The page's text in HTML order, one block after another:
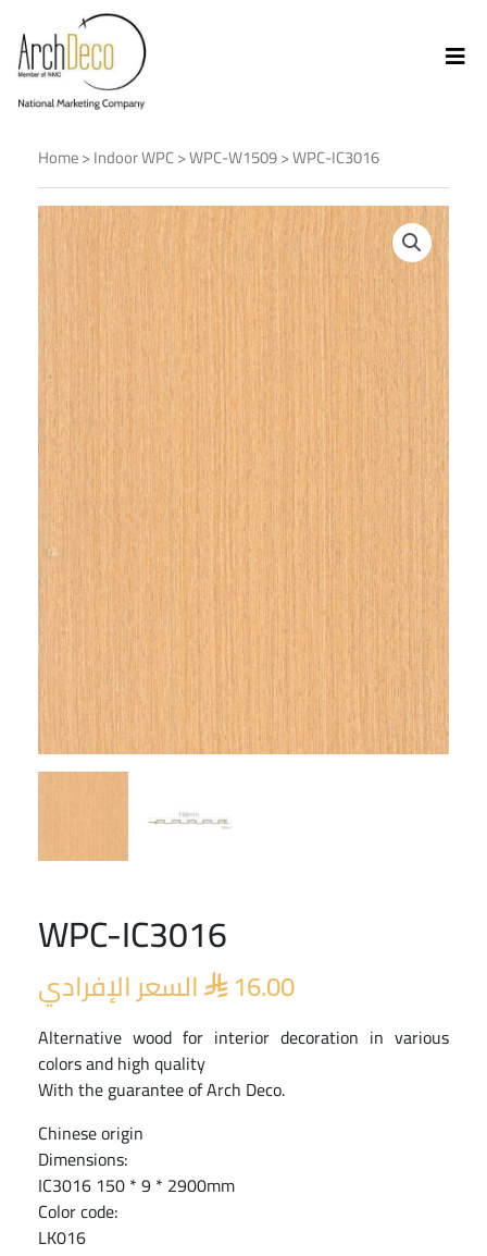
Home>Indoor WPC>WPC-W1509> WPC-IC3016
WPC-IC3016
16.00
Alternative wood for interior decoration in various
colors and high quality
With the guarantee of Arch Deco.
Chinese origin
Dimensions:
IC3016 150 * 9 * 2900mm
Color code:
LK016